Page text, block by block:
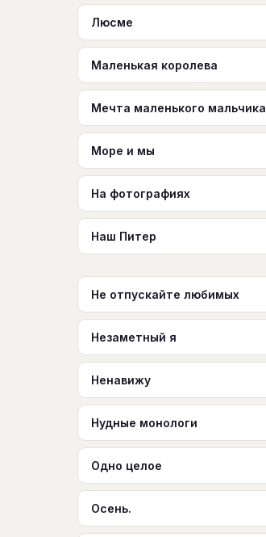
Люсме
Маленькая королева
Мечта маленького мальчика
Море и мы
На фотографиях
Наш Питер
Не отпускайте любимых
Незаметный я
Ненавижу
Нудные монологи
Одно целое
Осень.